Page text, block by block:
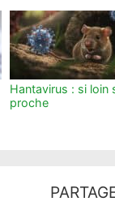
Hantavirus : si loin
proche